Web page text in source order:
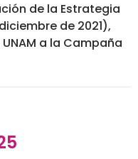
de la Estrategia
de 2021),
a la Campaña